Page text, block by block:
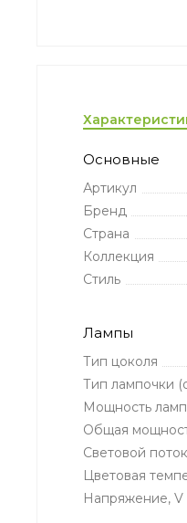
Основные
Артикул
Бренд
Страна
Коллекция
Стиль
Лампы
Тип цоколя
Тип лампочки
Мощность
Общая
Световой
Цветовая
Напряжение, V